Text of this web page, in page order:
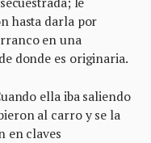
hasta darla por
en una
donde es originaria.
ella iba saliendo
al carro y se la
en claves